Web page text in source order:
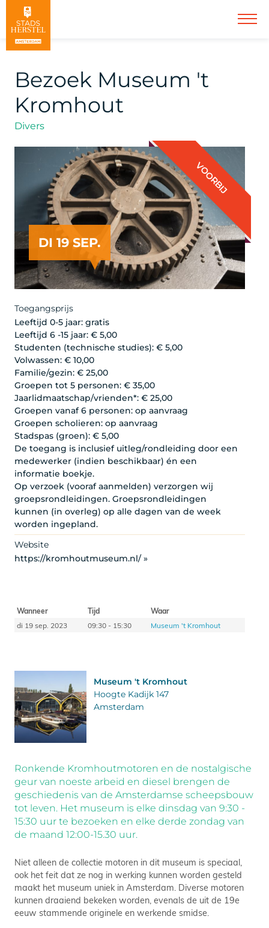
Bezoek Museum 't
Kromhout
Divers
DI 19 SEP.
VOORBIJ
Toegangsprijs
Leeftijd 0-5 jaar: gratis
Leeftijd 6 -15 jaar: € 5,00
Studenten (technische studies): € 5,00
Volwassen: € 10,00
Familie/gezin: € 25,00
Groepen tot 5 personen: € 35,00
Jaarlidmaatschap/vrienden*: € 25,00
Groepen vanaf 6 personen: op aanvraag
Groepen scholieren: op aanvraag
Stadspas (groen): € 5,00
De toegang is inclusief uitleg/rondleiding door een
medewerker (indien beschikbaar) én een
informatie boekje.
Op verzoek (vooraf aanmelden) verzorgen wij
groepsrondleidingen. Groepsrondleidingen
kunnen (in overleg) op alle dagen van de week
worden ingepland.
Website
https://kromhoutmuseum.nl/ »
Wanneer Tijd
Waar
di 19 sep. 2023
09:30 - 15:30 Museum 't Kromhout
Museum 't Kromhout
Hoogte Kadijk 147
Amsterdam
Ronkende Kromhoutmotoren en de nostalgische
geur van noeste arbeid en diesel brengen de
geschiedenis van de Amsterdamse scheepsbouw
tot leven. Het museum is elke dinsdag van 9:30 -
15:30 uur te bezoeken en elke derde zondag van
de maand 12:00-15.30 uur.
Niet alleen de collectie motoren in dit museum is speciaal,
ook het feit dat ze nog in werking kunnen worden gesteld
maakt het museum uniek in Amsterdam. Diverse motoren
kunnen draaiend bekeken worden, evenals de uit de 19e
eeuw stammende originele en werkende smidse.